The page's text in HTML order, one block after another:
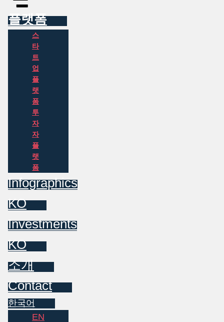
플랫폼
스
타
트
업
플
랫
폼
투
자
자
플
랫
폼
Infographics
KO
Investments
KO
소개
Contact
한국어
EN